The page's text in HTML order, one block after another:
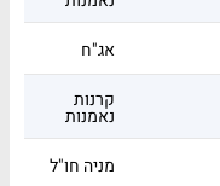
אג"ח
קרנות
נאמנות
מניה חו"ל